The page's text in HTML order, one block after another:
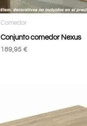
Comedor
Conjunto comedor Nexus
189,95 €